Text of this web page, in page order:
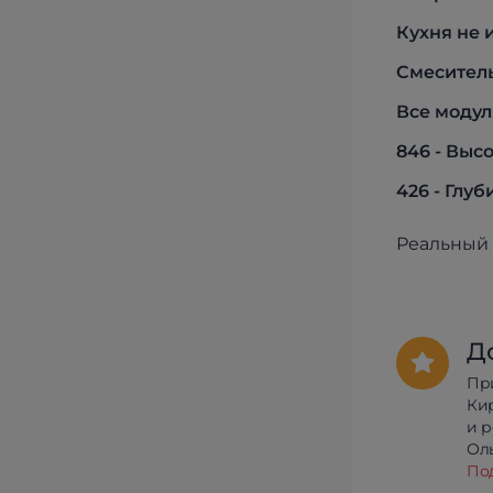
Кухня не
Все
846 -
426 -
Реальный
и